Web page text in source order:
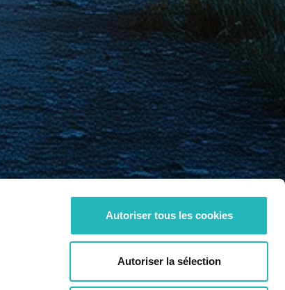
Autoriser tous les cookies
Autoriser la sélection